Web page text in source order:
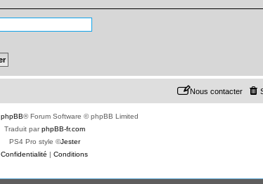
Nous contacter
phpBB® Forum Software © phpBB Limited
Traduit parphpBB-fr.com
PS4 Pro style ©Jester
Confidentialité | Conditions